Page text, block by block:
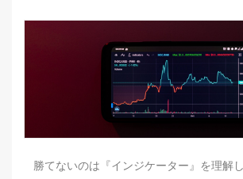
勝てないのは『インジケーター』を理解